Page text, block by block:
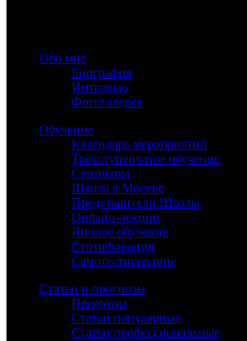
Обо мне
Биография
Интервью
Фотогалерея
Обучение
Календарь мероприятий
Трёхступенчатое обучение
Семинары
Школа в Москве
Представители Школы
Онлайн-лекции
Личное обучение
Сертификация
Самотестирование
Статьи и прогнозы
Прогнозы
Статьи популярные
Статьи профессиональные